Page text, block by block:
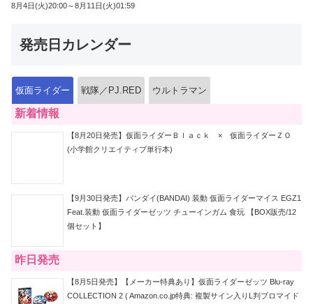
8月4日(火)20:00～8月11日(火)01:59
発売日カレンダー
仮面ライダー 戦隊／PJ.RED ウルトラマン
新着情報
【8月20日発売】仮面ライダーＢｌａｃｋ × 仮面ライダーＺＯ
(小学館クリエイティブ単行本)
【9月30日発売】バンダイ(BANDAI) 装動 仮面ライダーマイス EGZ1
Feat.装動 仮面ライダーゼッツ チューインガム 食玩 【BOX販売/12
個セット】
昨日発売
【8月5日発売】【メーカー特典あり】仮面ライダーゼッツ Blu-ray
COLLECTION 2 ( Amazon.co.jp特典: 複製サイン入りL判ブロマイド